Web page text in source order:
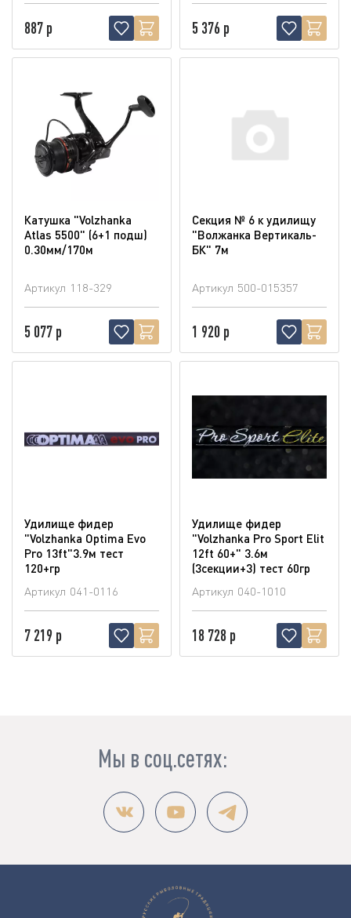
887 р 5 376 р
Катушка "Volzhanka
Atlas 5500" (6+1 подш)
0.30мм/170м
Артикул 118-329
5 077 р
Секция № 6 к удилищу
"Волжанка Вертикаль-
БК" 7м
Артикул 500-015357
1 920 р
Удилище фидер
"Volzhanka Optima Evo
Pro 13ft"3.9м тест
120+гр
Артикул 041-0116
7 219 р
Удилище фидер
"Volzhanka Pro Sport Elit
12ft 60+" 3.6м
(3секции+3) тест 60гр
Артикул 040-1010
18 728 р
Мы в соц.сетях: